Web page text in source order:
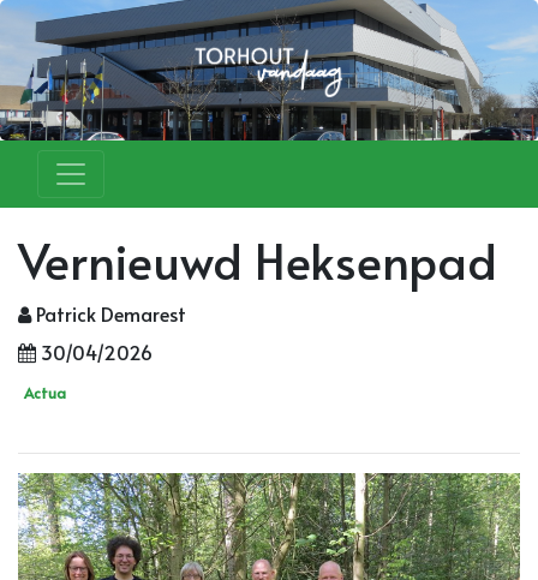
Vernieuwd Heksenpad
Patrick Demarest
30/04/2026
Actua